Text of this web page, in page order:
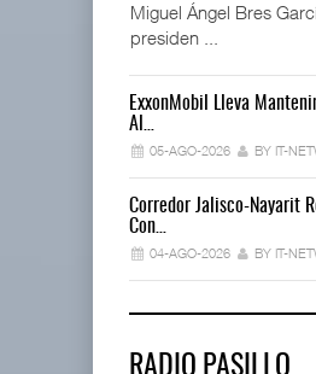
Miguel Ángel Bres
presiden ...
ExxonMobil Lleva
Al…
05-AGO-2026 BY IT-
Corredor Jalisco-Nayarit
Con…
04-AGO-2026 BY IT-